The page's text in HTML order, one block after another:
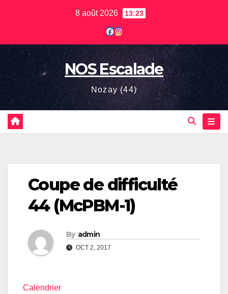
8 août 2026 13:23
NOS Escalade
Nozay (44)
Coupe de difficulté
44 (McPBM-1)
By admin
OCT 2, 2017
Calendrier